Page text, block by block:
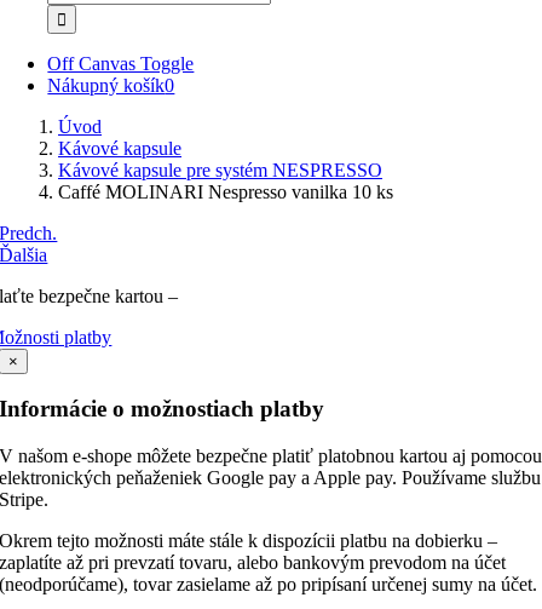
Off Canvas Toggle
Nákupný košík0
Úvod
Kávové kapsule
Kávové kapsule pre systém NESPRESSO
Caffé MOLINARI Nespresso vanilka 10 ks
Predch.
Ďalšia
bezpečne kartou –
platby
×
Informácie o možnostiach platby
V našom e-shope môžete bezpečne platiť platobnou kartou aj pomocou
elektronických peňaženiek Google pay a Apple pay. Používame službu
Stripe.
Okrem tejto možnosti máte stále k dispozícii platbu na dobierku –
zaplatíte až pri prevzatí tovaru, alebo bankovým prevodom na účet
(neodporúčame), tovar zasielame až po pripísaní určenej sumy na účet.